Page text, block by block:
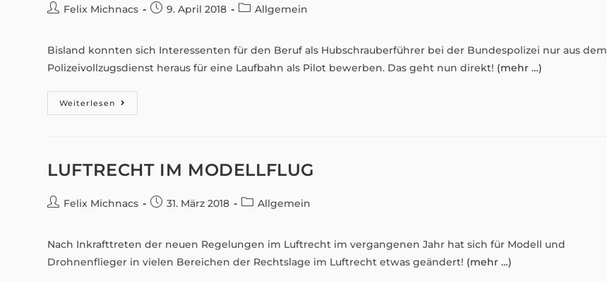
Beitrags-
Felix Michnacs
Beitrag
9. April 2018
Beitrags-
Allgemein
Bisland konnten sich Interessenten für den Beruf als Hubschrauberführer bei der Bundespolizei nur aus dem
Polizeivollzugsdienst heraus für eine Laufbahn als Pilot bewerben. Das geht nun direkt! (mehr …)
Weiterlesen Direktbewerbung
In
Möglich
LUFTRECHT IM MODELLFLUG
Beitrags-
Felix Michnacs
Beitrag
31. März 2018
Beitrags-
Allgemein
Nach Inkrafttreten der neuen Regelungen im Luftrecht im vergangenen Jahr hat sich für Modell und
Drohnenflieger in vielen Bereichen der Rechtslage im Luftrecht etwas geändert! (mehr …)